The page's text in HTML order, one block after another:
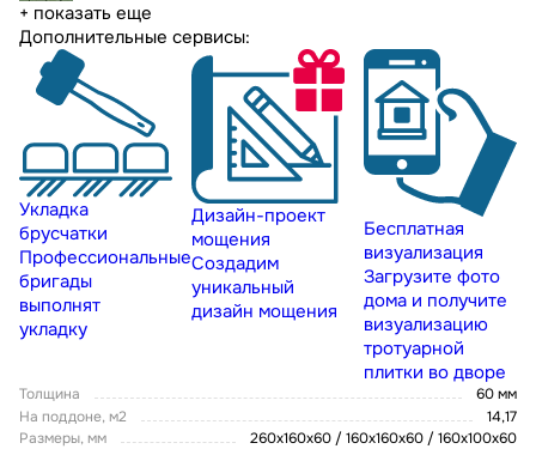
+ показать еще
Дополнительные сервисы:
Укладка
брусчатки
Профессиональные
бригады
выполнят
укладку
Дизайн-проект
мощения
Создадим
уникальный
дизайн мощения
Бесплатная
визуализация
Загрузите фото
дома и получите
визуализацию
тротуарной
плитки во дворе
Толщина
60 мм
На поддоне, м2
14,17
Размеры, мм
260х160х60 / 160х160х60 / 160х100х60